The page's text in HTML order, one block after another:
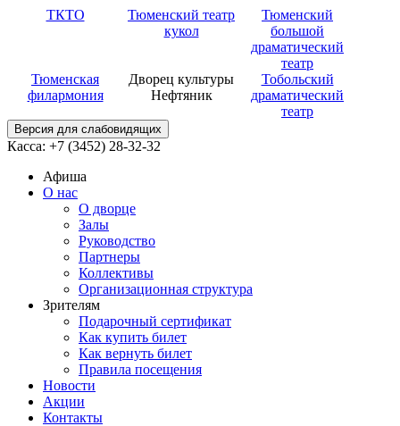
ТКТО
Тюменский театр
кукол
Тюменский
большой
драматический
театр
Тюменская
филармония
Дворец культуры
Нефтяник
Тобольский
драматический
театр
Версия для слабовидящих
Касса: +7 (3452) 28-32-32
Афиша
О нас
О дворце
Залы
Руководство
Партнеры
Коллективы
Организационная структура
Зрителям
Подарочный сертификат
Как купить билет
Как вернуть билет
Правила посещения
Новости
Акции
Контакты